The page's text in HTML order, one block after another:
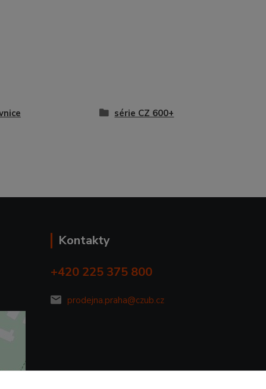
série CZ 600+
Kontakty
+420 225 375 800
prodejna.praha@czub.cz